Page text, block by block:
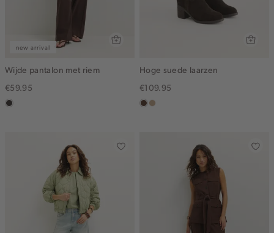
new arrival
Wijde pantalon met riem
€59.95
choco
Hoge suede laarzen
€109.95
donkerbruin
zand